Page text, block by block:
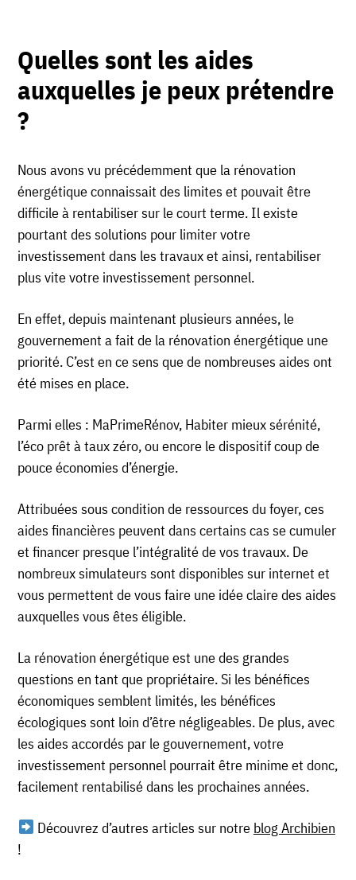
Quelles sont les aides
auxquelles je peux prétendre
?
Nous avons vu précédemment que la rénovation
énergétique connaissait des limites et pouvait être
difficile à rentabiliser sur le court terme. Il existe
pourtant des solutions pour limiter votre
investissement dans les travaux et ainsi, rentabiliser
plus vite votre investissement personnel.
En effet, depuis maintenant plusieurs années, le
gouvernement a fait de la rénovation énergétique une
priorité. C’est en ce sens que de nombreuses aides ont
été mises en place.
Parmi elles : MaPrimeRénov, Habiter mieux sérénité,
l’éco prêt à taux zéro, ou encore le dispositif coup de
pouce économies d’énergie.
Attribuées sous condition de ressources du foyer, ces
aides financières peuvent dans certains cas se cumuler
et financer presque l’intégralité de vos travaux. De
nombreux simulateurs sont disponibles sur internet et
vous permettent de vous faire une idée claire des aides
auxquelles vous êtes éligible.
La rénovation énergétique est une des grandes
questions en tant que propriétaire. Si les bénéfices
économiques semblent limités, les bénéfices
écologiques sont loin d’être négligeables. De plus, avec
les aides accordés par le gouvernement, votre
investissement personnel pourrait être minime et donc,
facilement rentabilisé dans les prochaines années.
Découvrez d’autres articles sur notre blog Archibien
!